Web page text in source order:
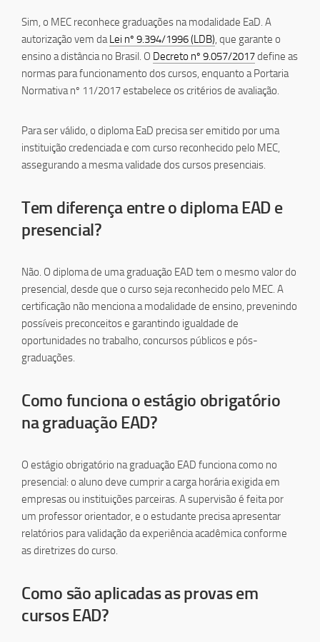
Sim, o MEC reconhece graduações na modalidade EaD. A
autorização vem da Lei nº 9.394/1996 (LDB), que garante o
ensino a distância no Brasil. O Decreto nº 9.057/2017define as
normas para funcionamento dos cursos, enquanto a Portaria
Normativa nº 11/2017 estabelece os critérios de avaliação.
Para ser válido, o diploma EaD precisa ser emitido por uma
instituição credenciada e com curso reconhecido pelo MEC,
assegurando a mesma validade dos cursos presenciais.
Tem diferença entre o diploma EAD e
presencial?
Não. O diploma de uma graduação EAD tem o mesmo valor do
presencial, desde que o curso seja reconhecido pelo MEC. A
certificação não menciona a modalidade de ensino, prevenindo
possíveis preconceitos e garantindo igualdade de
oportunidades no trabalho, concursos públicos e pós-
graduações.
Como funciona o estágio obrigatório
na graduação EAD?
O estágio obrigatório na graduação EAD funciona como no
presencial: o aluno deve cumprir a carga horária exigida em
empresas ou instituições parceiras. A supervisão é feita por
um professor orientador, e o estudante precisa apresentar
relatórios para validação da experiência acadêmica conforme
as diretrizes do curso.
Como são aplicadas as provas em
cursos EAD?